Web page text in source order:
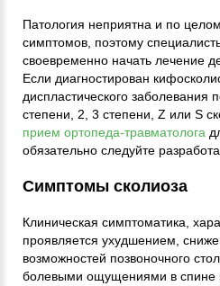
Патология неприятна и по
симптомов, поэтому
своевременно начать лечение
Если диагностирован
диспластического заболевания
степени, 2, 3 степени, Z или S
прием ортопеда-травматолога
обязательно следуйте
Симптомы сколиоза
Клиническая симптоматика,
проявляется ухудшением,
возможностей позвоночного
болевыми ощущениями в спине